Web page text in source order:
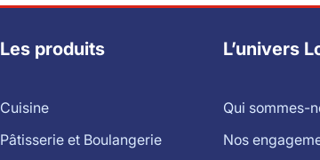
Les produits
Cuisine
Pâtisserie et Boulangerie
L’univers
Qui sommes-
Nos